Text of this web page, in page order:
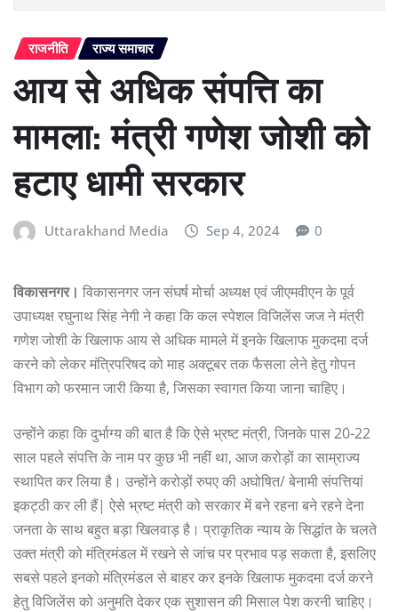
राजनीति राज्य समाचार
आय से अधिक संपत्ति का
मामला: मंत्री गणेश जोशी को
हटाए धामी सरकार
Uttarakhand Media Sep 4, 2024 0
विकासनगर। विकासनगर जन संघर्ष मोर्चा अध्यक्ष एवं जीएमवीएन के पूर्व
उपाध्यक्ष रघुनाथ सिंह नेगी ने कहा कि कल स्पेशल विजिलेंस जज ने मंत्री
गणेश जोशी के खिलाफ आय से अधिक मामले में इनके खिलाफ मुकदमा दर्ज
करने को लेकर मंत्रिपरिषद को माह अक्टूबर तक फैसला लेने हेतु गोपन
विभाग को फरमान जारी किया है, जिसका स्वागत किया जाना चाहिए।
उन्होंने कहा कि दुर्भाग्य की बात है कि ऐसे भ्रष्ट मंत्री, जिनके पास 20-22
साल पहले संपत्ति के नाम पर कुछ भी नहीं था, आज करोड़ों का साम्राज्य
स्थापित कर लिया है। उन्होंने करोड़ों रुपए की अघोषित/ बेनामी संपत्तियां
इकट्ठी कर ली हैं| ऐसे भ्रष्ट मंत्री को सरकार में बने रहना बने रहने देना
जनता के साथ बहुत बड़ा खिलवाड़ है। प्राकृतिक न्याय के सिद्धांत के चलते
उक्त मंत्री को मंत्रिमंडल में रखने से जांच पर प्रभाव पड़ सकता है, इसलिए
सबसे पहले इनको मंत्रिमंडल से बाहर कर इनके खिलाफ मुकदमा दर्ज करने
हेतु विजिलेंस को अनुमति देकर एक सुशासन की मिसाल पेश करनी चाहिए।